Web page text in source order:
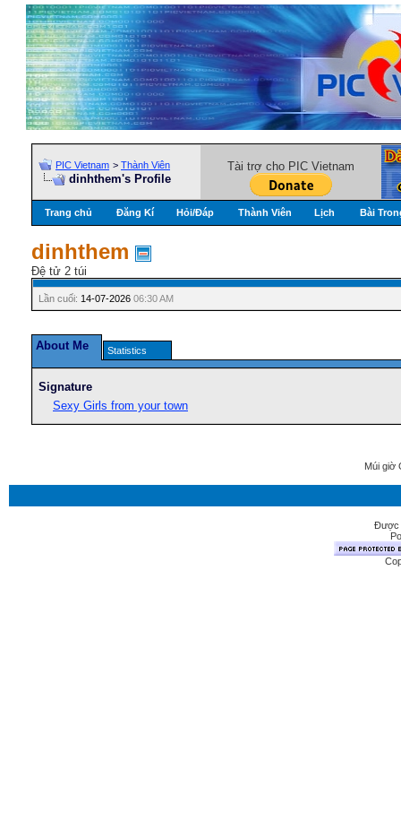
PIC Vietnam > Thành Viên
dinhthem's Profile
Tài trợ cho PIC Vietnam
Trang chủ Đăng Kí Hỏi/Ðáp Thành Viên Lịch Bài
dinhthem
Đệ tử 2 túi
Lần cuối: 14-07-2026 06:30 AM
About Me Statistics
Signature
Sexy Girls from your town
Múi giờ
Được